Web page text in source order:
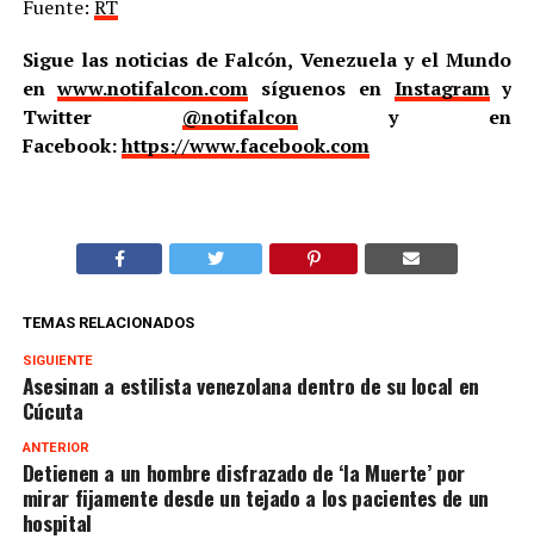
Fuente: RT
Sigue las noticias de Falcón, Venezuela y el Mundo
enwww.notifalcon.com síguenos en Instagramy
Twitter @notifalcony en
Facebook:https://www.facebook.com
TEMAS RELACIONADOS
SIGUIENTE
Asesinan a estilista venezolana dentro de su local en
Cúcuta
ANTERIOR
Detienen a un hombre disfrazado de ‘la Muerte’ por
mirar fijamente desde un tejado a los pacientes de un
hospital